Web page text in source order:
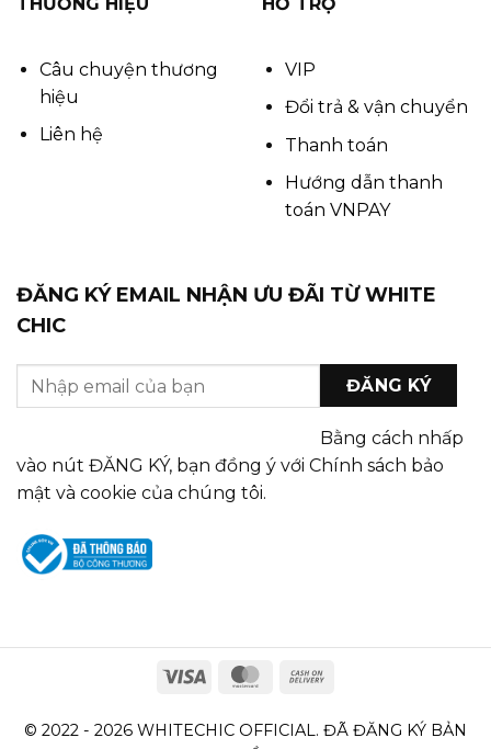
Câu chuyện thương
hiệu
Liên hệ
VIP
Đổi trả & vận chuyển
Thanh toán
Hướng dẫn thanh
toán VNPAY
ĐĂNG KÝ EMAIL NHẬN ƯU ĐÃI TỪ WHITE
CHIC
Bằng cách nhấp
vào nút ĐĂNG KÝ, bạn đồng ý với Chính sách bảo
mật và cookie của chúng tôi.
© 2022 - 2026 WHITECHIC OFFICIAL. ĐÃ ĐĂNG KÝ BẢN